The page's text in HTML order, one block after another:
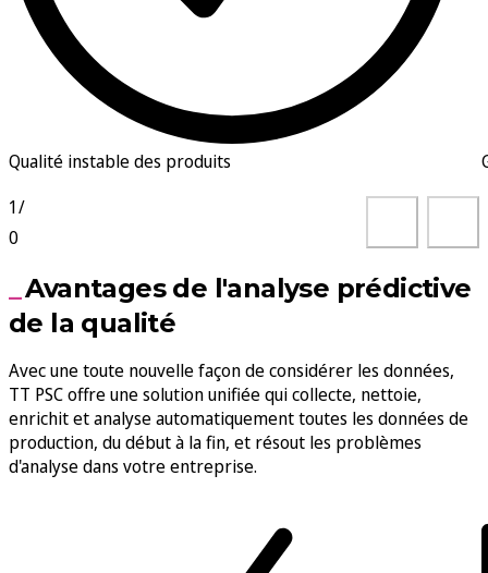
Qualité instable des produits
1/
0
Avantages de l'analyse prédictive
de la qualité
Avec une toute nouvelle façon de considérer les données,
TT PSC offre une solution unifiée qui collecte, nettoie,
enrichit et analyse automatiquement toutes les données de
production, du début à la fin, et résout les problèmes
d'analyse dans votre entreprise.